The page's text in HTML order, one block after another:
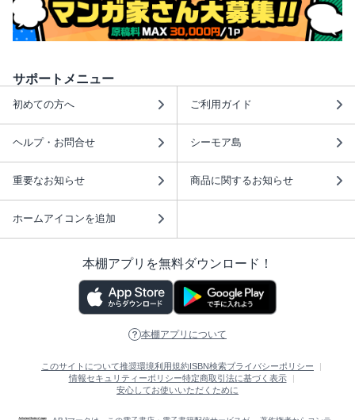
サポートメニュー
初めての方へ ご利用ガイド
ヘルプ・お問合せ シーモア島
重要なお知らせ 商品に関するお知らせ
ホームアイコンを追加
本棚アプリを無料ダウンロード！
本棚アプリについて
このサイトについて推奨環境利用規約 ISBN検索プライバシーポリシー
情報セキュリティーポリシー特定商取引法に基づく表示
安心してお使いいただくために